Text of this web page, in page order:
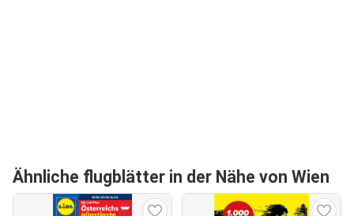
Ähnliche flugblätter in der Nähe von Wien